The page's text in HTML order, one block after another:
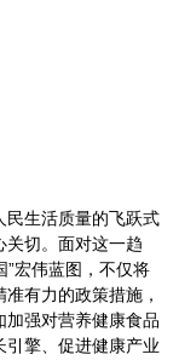
民生活质量的飞跃式
关切。面对这一趋
”宏伟蓝图，不仅将
有力的政策措施，
强对营养健康食品
引擎、促进健康产业